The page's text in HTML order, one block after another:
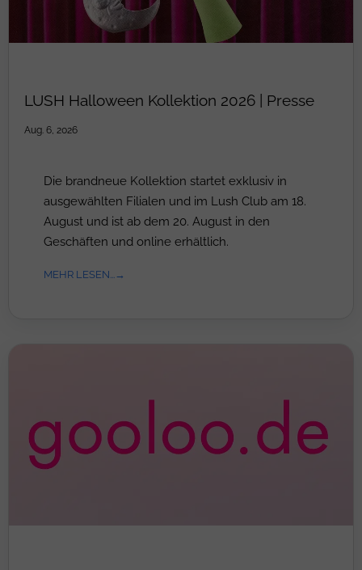
LUSH Halloween Kollektion 2026 | Presse
Aug. 6, 2026
Die brandneue Kollektion startet exklusiv in
ausgewählten Filialen und im Lush Club am 18.
August und ist ab dem 20. August in den
Geschäften und online erhältlich.
MEHR LESEN...